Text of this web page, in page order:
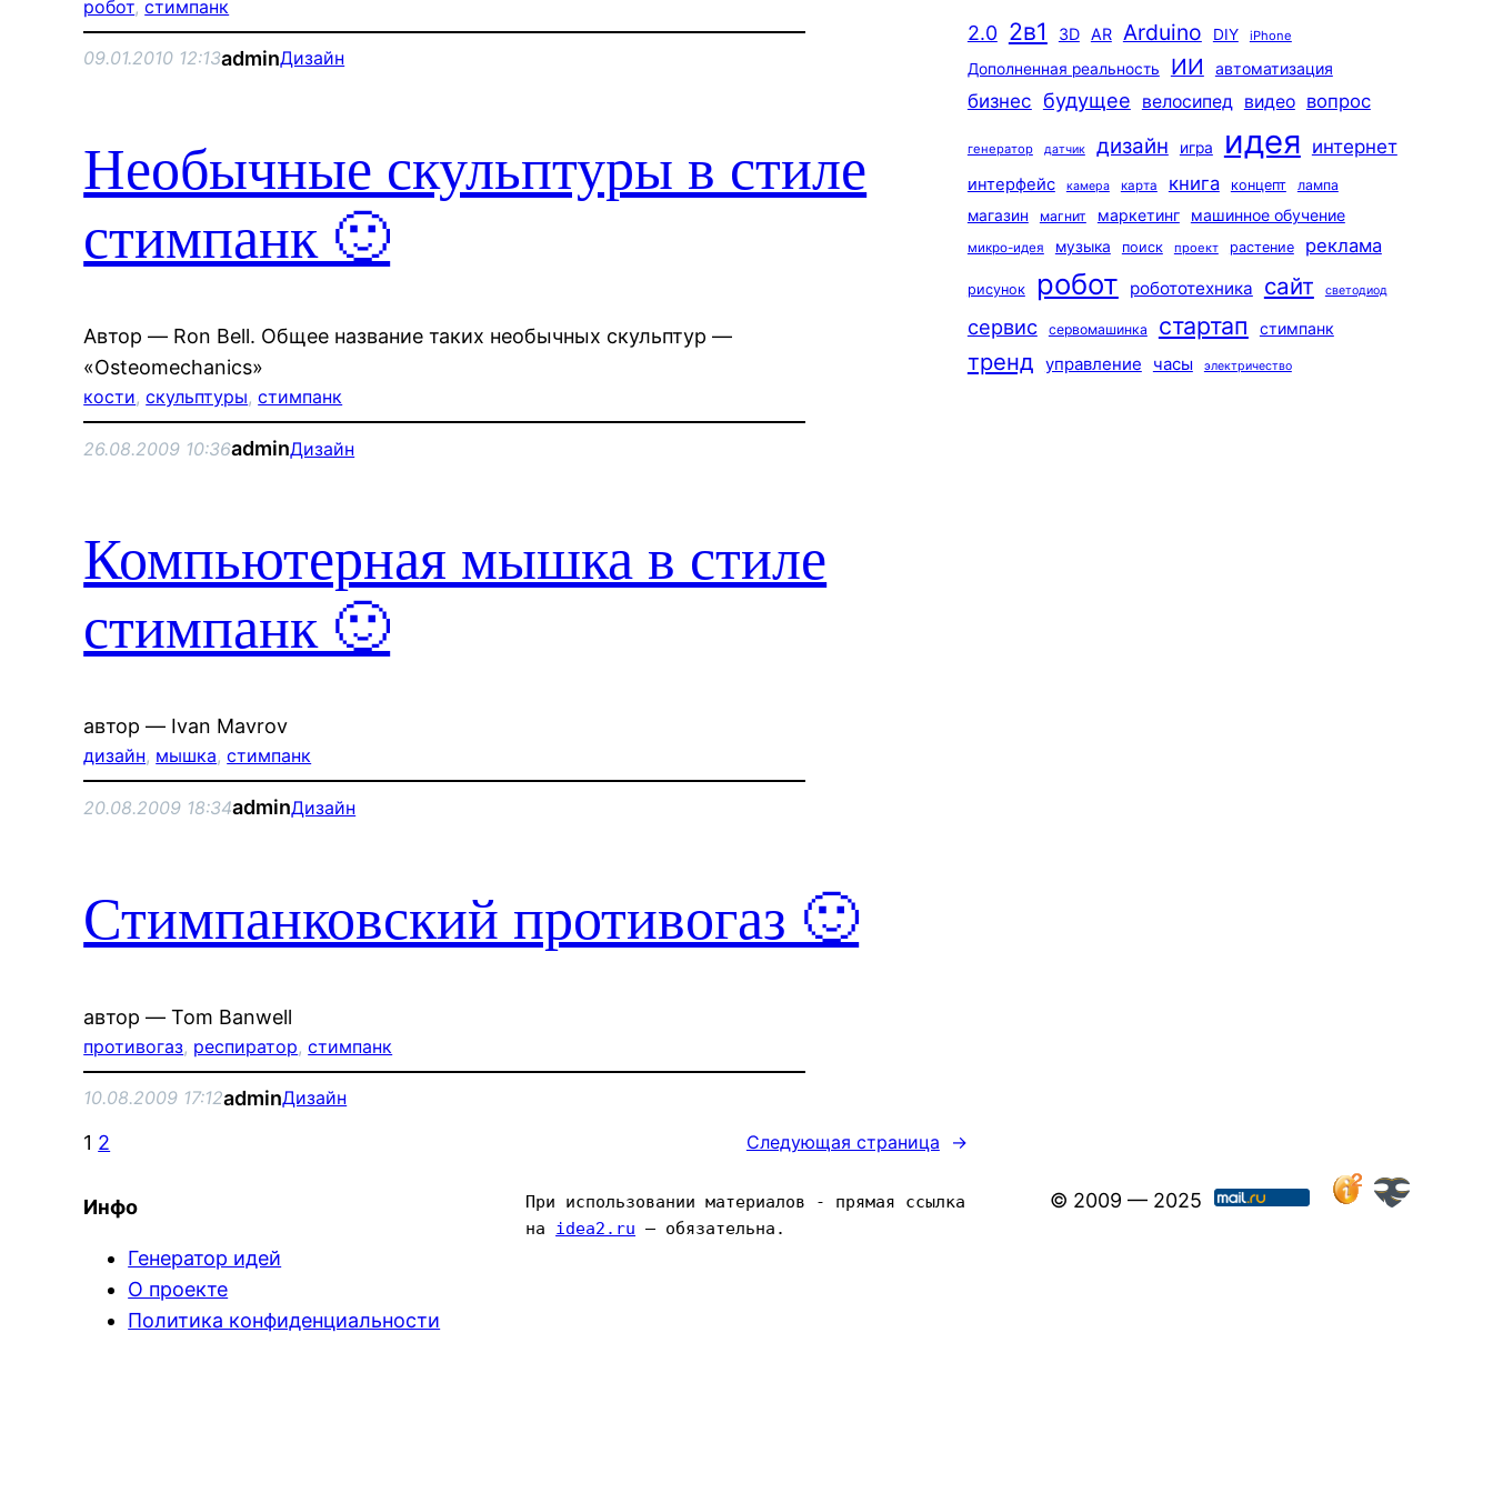
робот, стимпанк
09.01.2010 12:13adminДизайн
Необычные скульптуры в стиле
стимпанк 🙂
Автор — Ron Bell. Общее название таких необычных скульптур —
«Osteomechanics»
кости, скульптуры, стимпанк
26.08.2009 10:36adminДизайн
Компьютерная мышка в стиле
стимпанк 🙂
автор — Ivan Mavrov
дизайн, мышка, стимпанк
20.08.2009 18:34adminДизайн
Стимпанковский противогаз 🙂
автор — Tom Banwell
противогаз, респиратор, стимпанк
10.08.2009 17:12adminДизайн
1 2 Следующая страница →
2.0 2в1 3D AR Arduino DIY iPhone
Дополненная реальность ИИ автоматизация
бизнес будущее велосипед видео вопрос
генератор датчик дизайн игра идея интернет
интерфейс камера карта книга концепт лампа
магазин магнит маркетинг машинное обучение
микро-идея музыка поиск проект растение реклама
рисунок робот робототехника сайт светодиод
сервис сервомашинка стартап стимпанк
тренд управление часы электричество
Инфо
Генератор идей
О проекте
Политика конфиденциальности
При использовании материалов - прямая ссылка
на idea2.ru — обязательна.
© 2009 — 2025